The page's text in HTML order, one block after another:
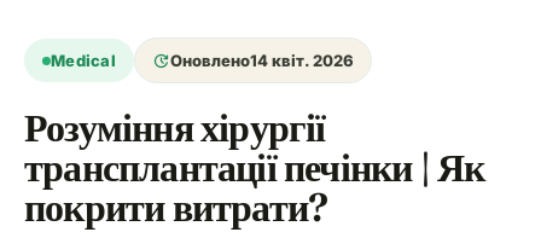
Medical updateОновлено14 квіт. 2026
Розуміння хірургії
трансплантації печінки | Як
покрити витрати?